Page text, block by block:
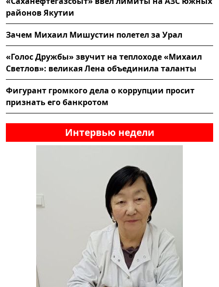
районов Якутии
Зачем Михаил Мишустин полетел за Урал
«Голос Дружбы» звучит на теплоходе «Михаил
Светлов»: великая Лена объединила таланты
Фигурант громкого дела о коррупции просит
признать его банкротом
Интервью недели